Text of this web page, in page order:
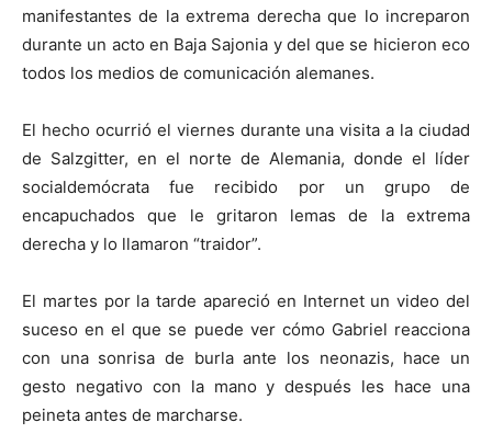
manifestantes de la extrema derecha que lo increparon
durante un acto en Baja Sajonia y del que se hicieron eco
todos los medios de comunicación alemanes.
El hecho ocurrió el viernes durante una visita a la ciudad
de Salzgitter, en el norte de Alemania, donde el líder
socialdemócrata fue recibido por un grupo de
encapuchados que le gritaron lemas de la extrema
derecha y lo llamaron “traidor”.
El martes por la tarde apareció en Internet un video del
suceso en el que se puede ver cómo Gabriel reacciona
con una sonrisa de burla ante los neonazis, hace un
gesto negativo con la mano y después les hace una
peineta antes de marcharse.